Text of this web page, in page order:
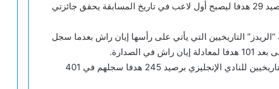
هداف في “البريميرليغ” بعدما تصدر قائمة الهدافين برصيد 29 هدفا ليصبح أول لاعب في تاريخ المسابقة يحقق جائزتي
التاريخيين التي يأتي على رأسها إيان راش بعدما سجل
ويحتل صلاح حاليا المركز الثالث في قائمة الهدافين التاريخيين للنادي الإنجليزي برصيد 245 هدفا سجلهم في 401